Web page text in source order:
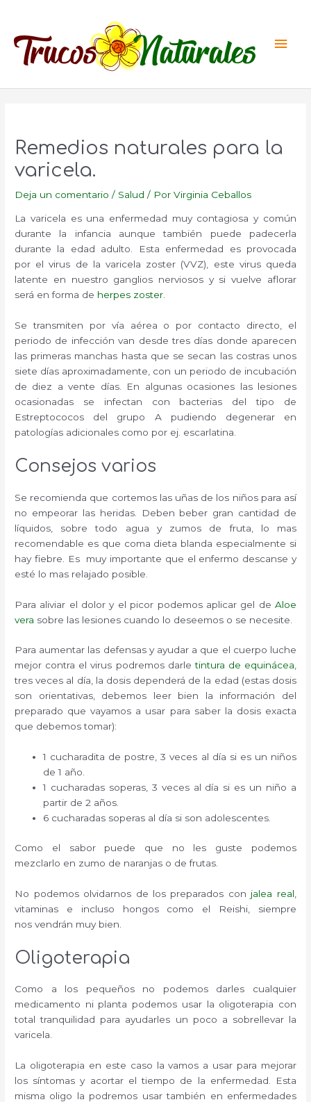
contenido
Remedios naturales para la
varicela.
Deja un comentario / Salud / PorVirginia Ceballos
La varicela es una enfermedad muy contagiosa y común
durante la infancia aunque también puede padecerla
durante la edad adulto. Esta enfermedad es provocada
por el virus de la varicela zoster (VVZ), este virus queda
latente en nuestro ganglios nerviosos y si vuelve aflorar
será en forma de herpes zoster.
Se transmiten por vía aérea o por contacto directo, el
periodo de infección van desde tres días donde aparecen
las primeras manchas hasta que se secan las costras unos
siete días aproximadamente, con un periodo de incubación
de diez a vente días. En algunas ocasiones las lesiones
ocasionadas se infectan con bacterias del tipo de
Estreptococos del grupo A pudiendo degenerar en
patologías adicionales como por ej. escarlatina.
Consejos varios
Se recomienda que cortemos las uñas de los niños para así
no empeorar las heridas. Deben beber gran cantidad de
líquidos, sobre todo agua y zumos de fruta, lo mas
recomendable es que coma dieta blanda especialmente si
hay fiebre. Es muy importante que el enfermo descanse y
esté lo mas relajado posible.
Para aliviar el dolor y el picor podemos aplicar gel de Aloe
vera sobre las lesiones cuando lo deseemos o se necesite.
Para aumentar las defensas y ayudar a que el cuerpo luche
mejor contra el virus podremos darletintura de equinácea,
tres veces al día, la dosis dependerá de la edad (estas dosis
son orientativas, debemos leer bien la información del
preparado que vayamos a usar para saber la dosis exacta
que debemos tomar):
1 cucharadita de postre, 3 veces al día si es un niños
de 1 año.
1 cucharadas soperas, 3 veces al día si es un niño a
partir de 2 años.
6 cucharadas soperas al día si son adolescentes.
Como el sabor puede que no les guste podemos
mezclarlo en zumo de naranjas o de frutas.
No podemos olvidarnos de los preparados con jalea real
vitaminas e incluso hongos como el Reishi, siempre
nos vendrán muy bien.
Oligoterapia
Como a los pequeños no podemos darles cualquier
medicamento ni planta podemos usar la oligoterapia con
total tranquilidad para ayudarles un poco a sobrellevar la
varicela.
La oligoterapia en este caso la vamos a usar para mejorar
los síntomas y acortar el tiempo de la enfermedad. Esta
misma oligo la podremos usar también en enfermedades